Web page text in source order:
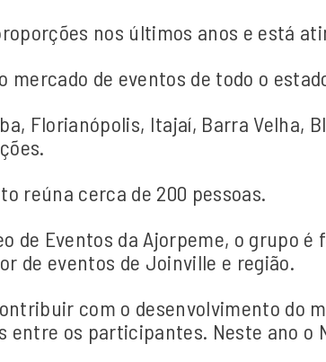
nos últimos anos e está
de eventos de todo o
Florianópolis, Itajaí, Barra Velha,
reúna cerca de 200 pessoas.
de Eventos da Ajorpeme, o grupo
de eventos de Joinville e região.
com o desenvolvimento do
os participantes. Neste ano o